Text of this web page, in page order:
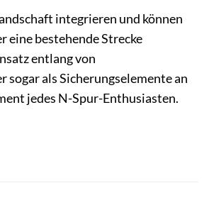
integrieren und können
eine bestehende Strecke
entlang von
als Sicherungselemente an
jedes N-Spur-Enthusiasten.